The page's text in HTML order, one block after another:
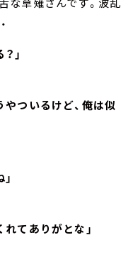
」
ついるけど、俺は似
てありがとな」